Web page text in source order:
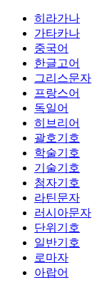
히라가나
가타카나
중국어
한글고어
그리스문자
프랑스어
독일어
히브리어
괄호기호
학술기호
기술기호
첨자기호
라틴문자
러시아문자
단위기호
일반기호
로마자
아랍어